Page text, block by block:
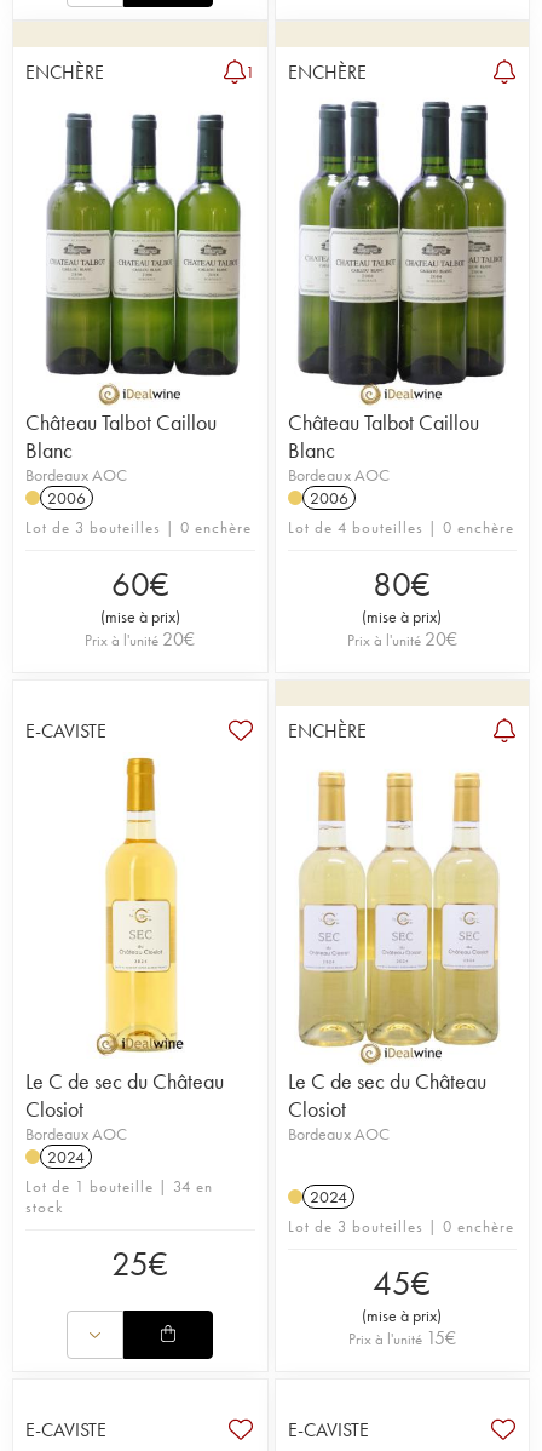
ENCHÈRE 1
Château Talbot Caillou
Blanc
Bordeaux AOC
2006
Lot de 3 bouteilles | 0 enchère
60€
(mise à prix)
Prix à l'unité 20€
ENCHÈRE
Château Talbot Caillou
Blanc
Bordeaux AOC
2006
Lot de 4 bouteilles | 0 enchère
80€
(mise à prix)
Prix à l'unité 20€
E-CAVISTE
Le C de sec du Château
Closiot
Bordeaux AOC
2024
Lot de 1 bouteille | 34 en
stock
25€
ENCHÈRE
Le C de sec du Château
Closiot
Bordeaux AOC
2024
Lot de 3 bouteilles | 0 enchère
45€
(mise à prix)
Prix à l'unité 15€
E-CAVISTE E-CAVISTE